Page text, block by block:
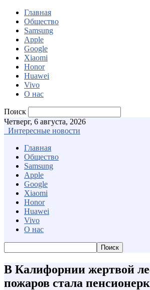
Главная
Общество
Samsung
Apple
Google
Xiaomi
Honor
Huawei
Vivo
О нас
Поиск
Четверг, 6 августа, 2026
Интересные новости
Главная
Общество
Samsung
Apple
Google
Xiaomi
Honor
Huawei
Vivo
О нас
В Калифорнии жертвой
пожаров стала